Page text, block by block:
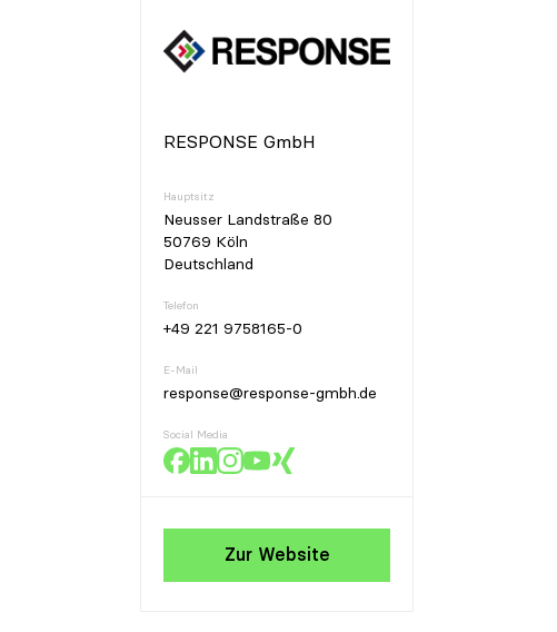
RESPONSE GmbH
Hauptsitz
Neusser Landstraße 80
50769 Köln
Deutschland
Telefon
+49 221 9758165-0
E-Mail
response@response-gmbh.de
Social Media
Zur Website